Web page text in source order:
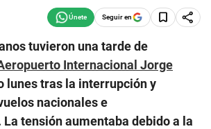
Seguir en
tuvieron una tarde de
Internacional Jorge
lunes tras la interrupción y
nacionales e
tensión aumentaba debido a la